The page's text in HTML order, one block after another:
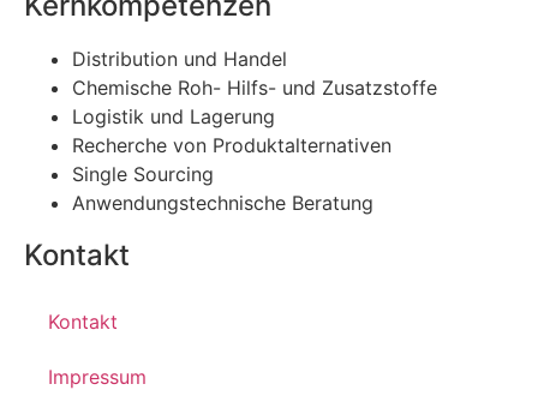
Distribution und Handel
Chemische Roh- Hilfs- und Zusatzstoffe
Logistik und Lagerung
Recherche von Produktalternativen
Single Sourcing
Anwendungstechnische Beratung
Kontakt
Kontakt
Impressum